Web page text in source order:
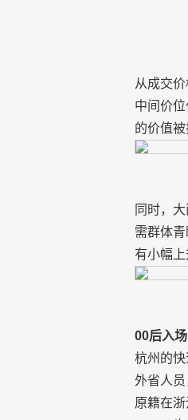
从成交
中间价
的价值
同时，
需群体
有小幅
00后入
杭州的
外省人
原籍在